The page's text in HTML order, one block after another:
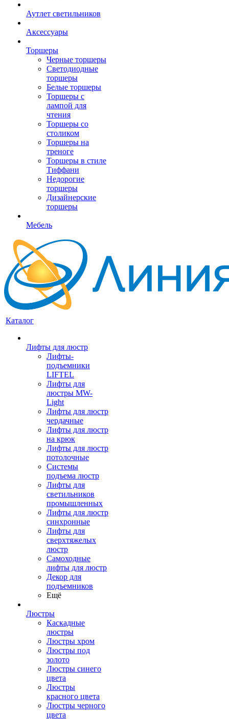
Аутлет светильников
Аксессуары
Торшеры
Черные торшеры
Светодиодные
торшеры
Белые торшеры
Торшеры с
лампой для
чтения
Торшеры со
столиком
Торшеры на
треноге
Торшеры в стиле
Тиффани
Недорогие
торшеры
Дизайнерские
торшеры
Мебель
Каталог
Лифты для люстр
Лифты-
подъемники
LIFTEL
Лифты для
люстры MW-
Light
Лифты для люстр
чердачные
Лифты для люстр
на крюк
Лифты для люстр
потолочные
Системы
подъема люстр
Лифты для
светильников
промышленных
Лифты для люстр
синхронные
Лифты для
сверхтяжелых
люстр
Самоходные
лифты для люстр
Декор для
подъемников
Ещё
Люстры
Каскадные
люстры
Люстры хром
Люстры под
золото
Люстры синего
цвета
Люстры
красного цвета
Люстры черного
цвета